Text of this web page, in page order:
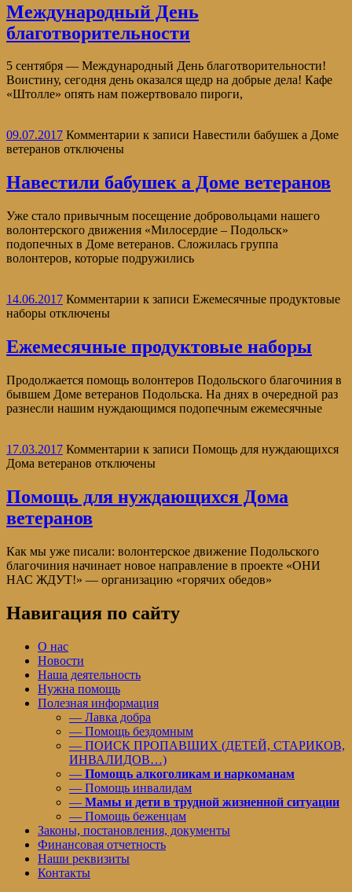
Международный День
благотворительности
5 сентября — Международный День благотворительности!
Воистину, сегодня день оказался щедр на добрые дела! Кафе
«Штолле» опять нам пожертвовало пироги,
09.07.2017 Комментарии к записи Навестили бабушек а Доме
ветеранов отключены
Навестили бабушек а Доме ветеранов
Уже стало привычным посещение добровольцами нашего
волонтерского движения «Милосердие – Подольск»
подопечных в Доме ветеранов. Сложилась группа
волонтеров, которые подружились
14.06.2017 Комментарии к записи Ежемесячные продуктовые
наборы отключены
Ежемесячные продуктовые наборы
Продолжается помощь волонтеров Подольского благочиния в
бывшем Доме ветеранов Подольска. На днях в очередной раз
разнесли нашим нуждающимся подопечным ежемесячные
17.03.2017 Комментарии к записи Помощь для нуждающихся
Дома ветеранов отключены
Помощь для нуждающихся Дома
ветеранов
Как мы уже писали: волонтерское движение Подольского
благочиния начинает новое направление в проекте «ОНИ
НАС ЖДУТ!» — организацию «горячих обедов»
Навигация по сайту
О нас
Новости
Наша деятельность
Нужна помощь
Полезная информация
— Лавка добра
— Помощь бездомным
— ПОИСК ПРОПАВШИХ (ДЕТЕЙ, СТАРИКОВ,
ИНВАЛИДОВ…)
— Помощь алкоголикам и наркоманам
— Помощь инвалидам
— Мамы и дети в трудной жизненной ситуации
— Помощь беженцам
Законы, постановления, документы
Финансовая отчетность
Наши реквизиты
Контакты